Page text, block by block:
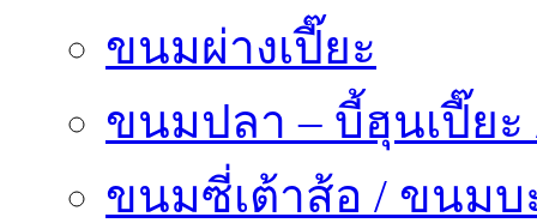
ขนมผ่างเปี๊ยะ
ขนมปลา – บี้ฮุนเปี๊ย
ขนมซี่เต้าส้อ / ขนมบ